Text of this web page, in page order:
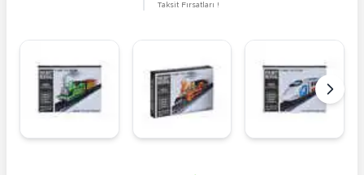
Taksit Fırsatları !